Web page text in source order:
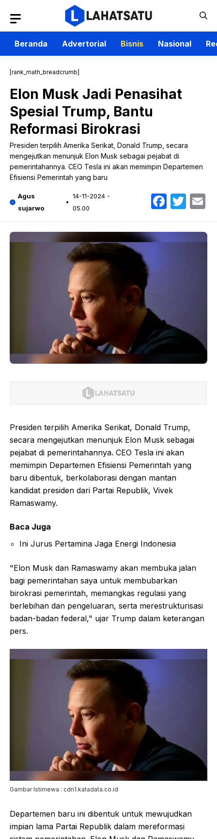
isi
Beranda
Advertorial Bisnis Nasional
[rank_math_breadcrumb]
Elon Musk Jadi Penasihat
Spesial Trump, Bantu
Reformasi Birokrasi
Presiden terpilih Amerika Serikat, Donald Trump, secara
mengejutkan menunjuk Elon Musk sebagai pejabat di
pemerintahannya. CEO Tesla ini akan memimpin Departemen
Efisiensi Pemerintah yang baru
Agus
sujarwo
14-11-2024 -
05.00
Presiden terpilih Amerika Serikat, Donald Trump,
secara mengejutkan menunjuk Elon Musk sebagai
pejabat di pemerintahannya. CEO Tesla ini akan
memimpin Departemen Efisiensi Pemerintah yang
baru dibentuk, berkolaborasi dengan mantan
kandidat presiden dari Partai Republik, Vivek
Ramaswamy.
Baca Juga
Ini Jurus Pertamina Jaga Energi Indonesia
"Elon Musk dan Ramaswamy akan membuka jalan
bagi pemerintahan saya untuk membubarkan
birokrasi pemerintah, memangkas regulasi yang
berlebihan dan pengeluaran, serta merestrukturisasi
badan-badan federal," ujar Trump dalam keterangan
pers.
Gambar Istimewa : cdn1.katadata.co.id
Departemen baru ini dibentuk untuk mewujudkan
impian lama Partai Republik dalam mereformasi